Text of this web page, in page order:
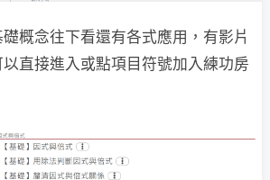
概念往下看還有各式應用，有影片
直接進入或點項目符號加入練功房